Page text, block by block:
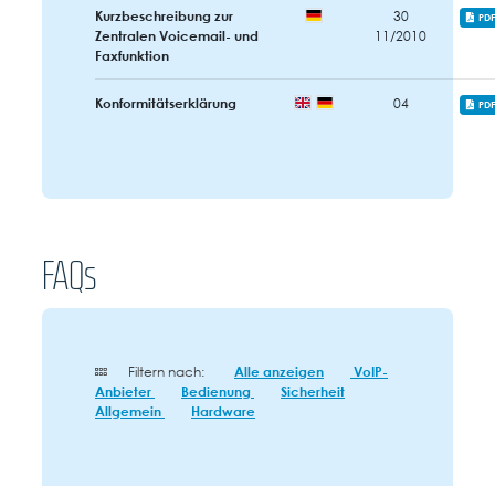
Kurzbeschreibung zur
Zentralen Voicemail- und
Faxfunktion
30
11/2010
PDF
Konformitätserklärung 04 PDF
FAQs
Filtern nach: Alle anzeigen
VoIP-
Anbieter
Bedienung
Sicherheit
Allgemein
Hardware